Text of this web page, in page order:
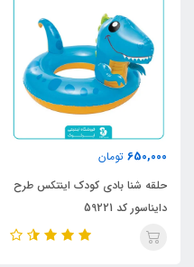
650,000 تومان
حلقه شنا بادی کودک اینتکس طرح
دایناسور کد 59221